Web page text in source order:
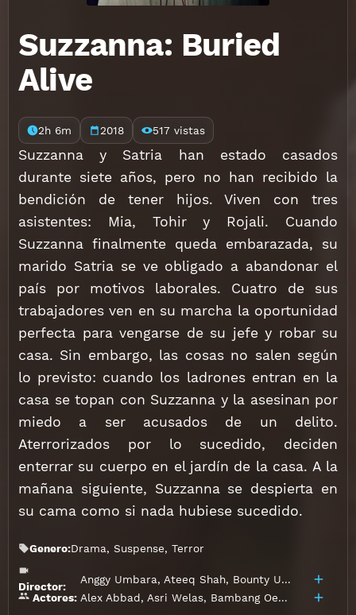
Suzzanna: Buried
Alive
2h 6m 2018 517 vistas
Suzzanna y Satria han estado casados
durante siete años, pero no han recibido la
bendición de tener hijos. Viven con tres
asistentes: Mia, Tohir y Rojali. Cuando
Suzzanna finalmente queda embarazada, su
marido Satria se ve obligado a abandonar el
país por motivos laborales. Cuatro de sus
trabajadores ven en su marcha la oportunidad
perfecta para vengarse de su jefe y robar su
casa. Sin embargo, las cosas no salen según
lo previsto: cuando los ladrones entran en la
casa se topan con Suzzanna y la asesinan por
miedo a ser acusados de un delito.
Aterrorizados por lo sucedido, deciden
enterrar su cuerpo en el jardín de la casa. A la
mañana siguiente, Suzzanna se despierta en
su cama como si nada hubiese sucedido.
Genero:Drama,Suspense,Terror
Director:
Anggy Umbara, Ateeq Shah, Bounty Umbara
Actores: Alex Abbad, Asri Welas, Bambang Oeban Clift